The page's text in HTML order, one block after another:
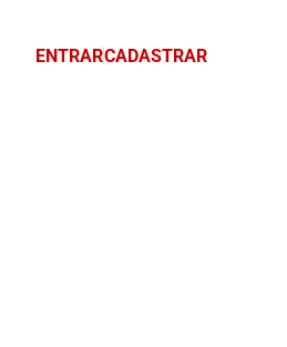
ENTRARCADASTRAR